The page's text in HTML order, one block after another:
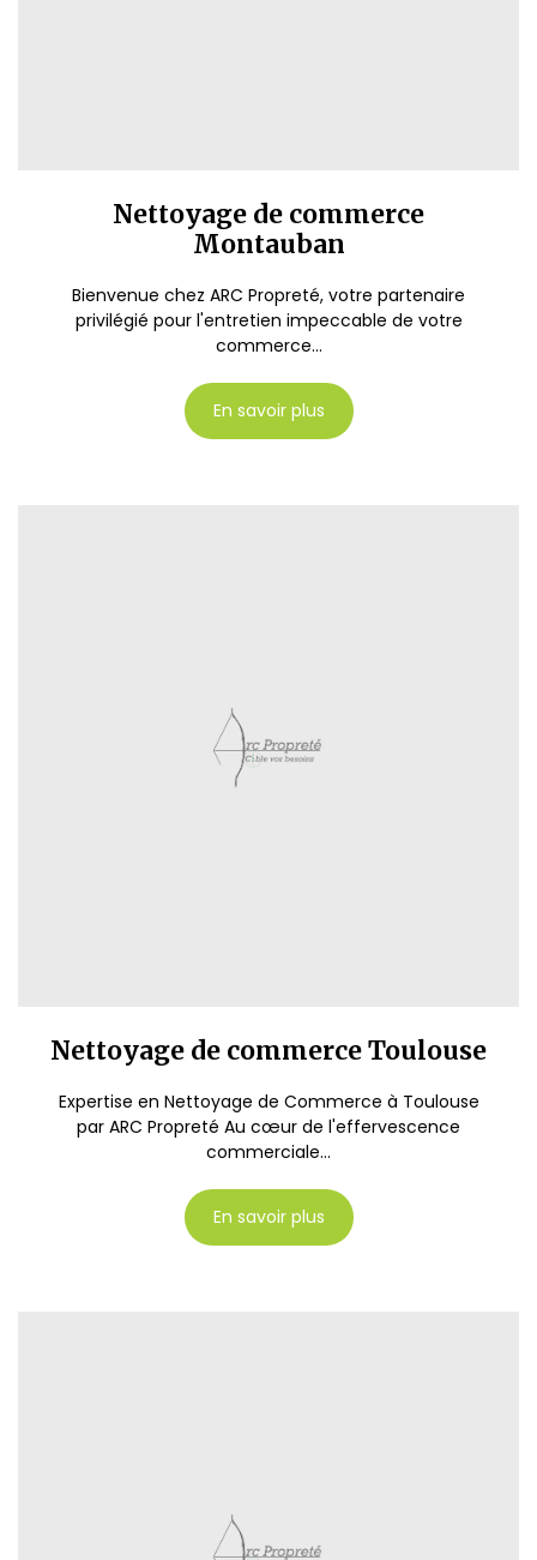
Nettoyage de commerce
Montauban
Bienvenue chez ARC Propreté, votre partenaire
privilégié pour l'entretien impeccable de votre
commerce...
En savoir plus
Nettoyage de commerce Toulouse
Expertise en Nettoyage de Commerce à Toulouse
par ARC Propreté Au cœur de l'effervescence
commerciale...
En savoir plus